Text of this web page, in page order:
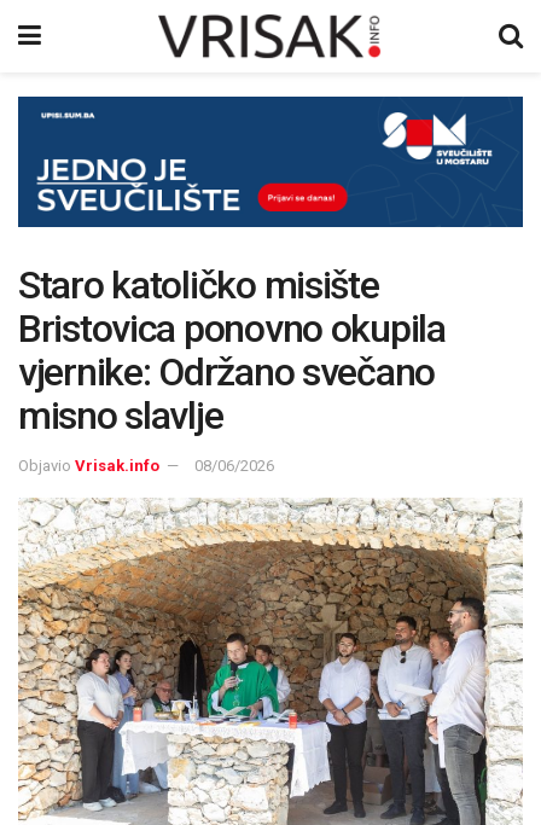
Staro katoličko misište
Bristovica ponovno okupila
vjernike: Održano svečano
misno slavlje
Objavio Vrisak.info 08/06/2026